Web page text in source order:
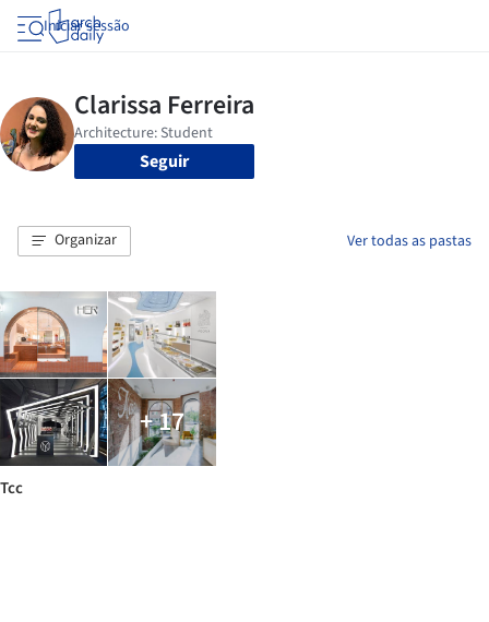
Iniciar sessão
Seguir
Organizar Ver todas as pastas
+ 17
Tcc